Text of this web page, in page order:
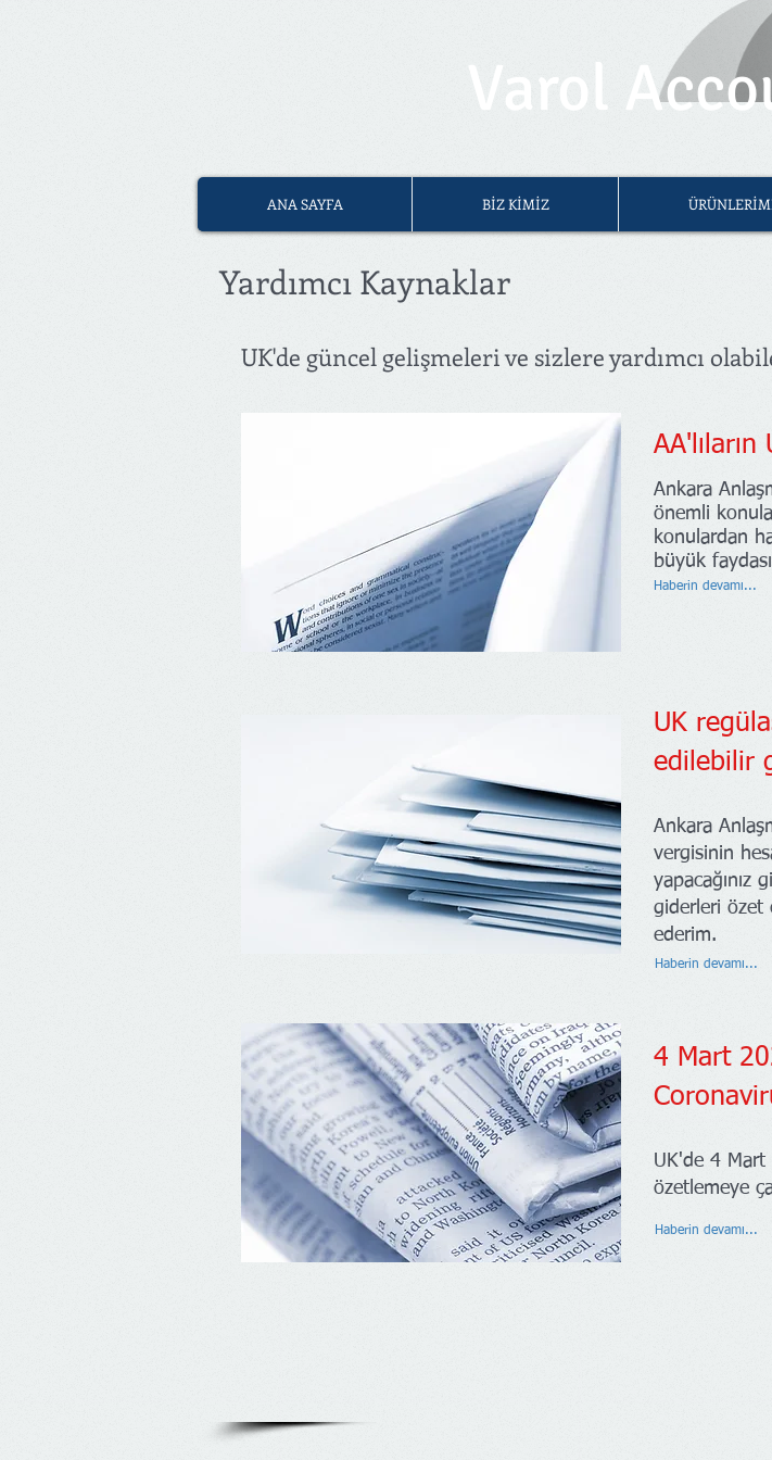
Varol
ANA SAYFA BİZ KİMİZ
Yardımcı Kaynaklar
UK'de güncel gelişmeleri ve sizlere yardımcı
Ankara
önemli
konulardan
büyük
Haberin devamı...
UK
edilebilir
Ankara
vergisinin
yapacağınız
giderleri özet
ederim.
4 Mart
UK'de 4 Mart
özetlemeye
Haberin devamı...
Haberin devamı...